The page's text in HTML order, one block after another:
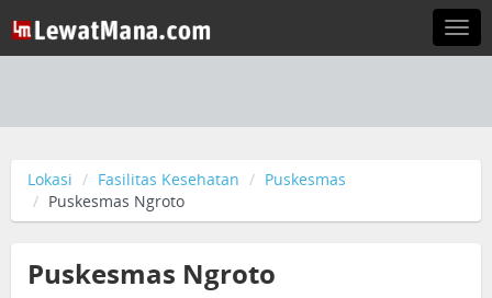
Lokasi Fasilitas Kesehatan
Puskesmas
Puskesmas Ngroto
Puskesmas Ngroto